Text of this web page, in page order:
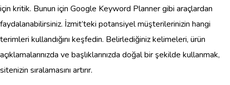
için kritik. Bunun için Google Keyword Planner gibi araçlardan
faydalanabilirsiniz. İzmit’teki potansiyel müşterilerinizin hangi
terimleri kullandığını keşfedin. Belirlediğiniz kelimeleri, ürün
açıklamalarınızda ve başlıklarınızda doğal bir şekilde kullanmak,
sitenizin sıralamasını artırır.